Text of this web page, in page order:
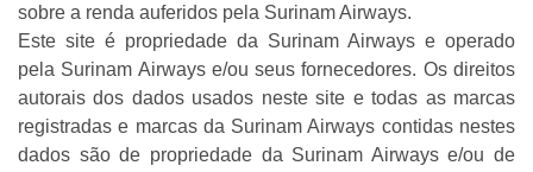
sobre a renda auferidos pela Surinam Airways.
Este site é propriedade da Surinam Airways e operado
pela Surinam Airways e/ou seus fornecedores. Os direitos
autorais dos dados usados neste site e todas as marcas
registradas e marcas da Surinam Airways contidas nestes
dados são de propriedade da Surinam Airways e/ou de